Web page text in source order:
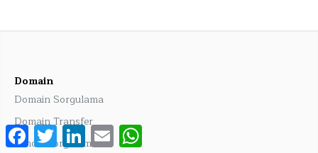
Domain
Domain Sorgulama
Domain Transfer
Whois Sorgulama
FacebookTwitterLinkedInEmail